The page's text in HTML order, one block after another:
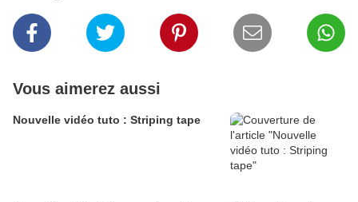
Vous aimerez aussi
Nouvelle vidéo tuto : Striping tape